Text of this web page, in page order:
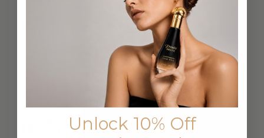
Unlock 10% Off